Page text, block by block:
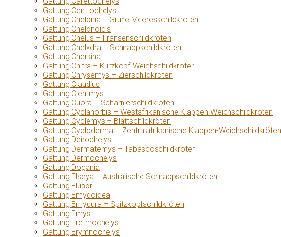
Gattung Centrochelys
Gattung Chelonia – Grüne Meeresschildkröten
Gattung Chelonoidis
Gattung Chelus – Fransenschildkröten
Gattung Chelydra – Schnappschildkröten
Gattung Chersina
Gattung Chitra – Kurzkopf-Weichschildkröten
Gattung Chrysemys – Zierschildkröten
Gattung Claudius
Gattung Clemmys
Gattung Cuora – Scharnierschildkröten
Gattung Cyclanorbis – Westafrikanische Klappen-Weichschildkröten
Gattung Cyclemys – Blattschildkröten
Gattung Cycloderma – Zentralafrikanische Klappen-Weichschildkröten
Gattung Deirochelys
Gattung Dermatemys – Tabascoschildkröten
Gattung Dermochelys
Gattung Dogania
Gattung Elseya – Australische Schnappschildkröten
Gattung Elusor
Gattung Emydoidea
Gattung Emydura – Spitzkopfschildkröten
Gattung Emys
Gattung Eretmochelys
Gattung Erymnochelys